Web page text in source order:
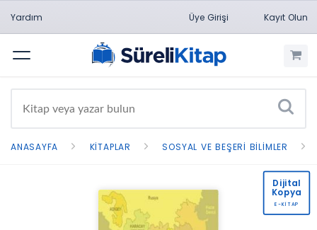
Yardım Üye Girişi Kayıt Olun
Menü
ANASAYFA KITAPLAR SOSYAL VE BEŞERI BILIMLER
Dijital
Kopya
E-KİTAP